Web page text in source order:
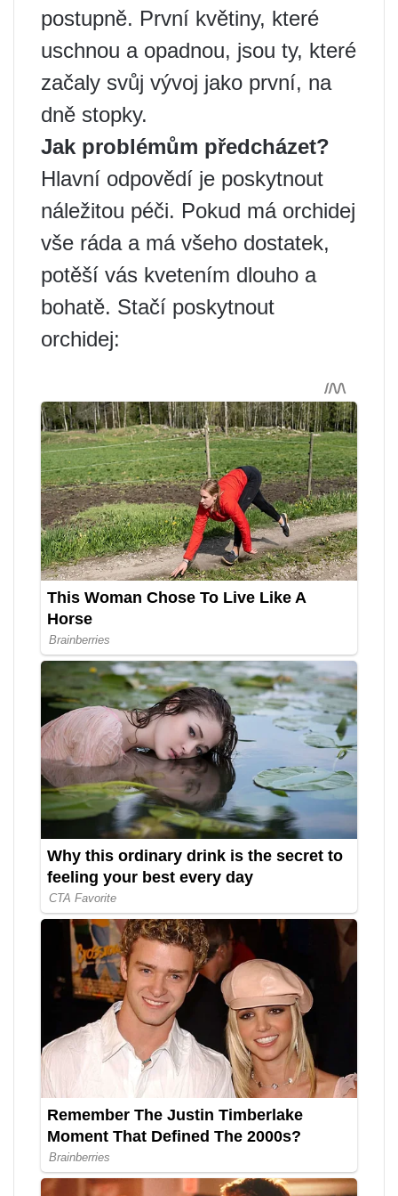
postupně. První květiny, které
uschnou a opadnou, jsou ty, které
začaly svůj vývoj jako první, na
dně stopky.
Jak problémům předcházet?
Hlavní odpovědí je poskytnout
náležitou péči. Pokud má orchidej
vše ráda a má všeho dostatek,
potěší vás kvetením dlouho a
bohatě. Stačí poskytnout
orchidej: